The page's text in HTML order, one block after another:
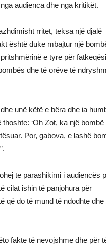
audienca dhe nga kritikët.
rritet, teksa një djalë
është duke mbajtur një
e tyre për
dhe të orëve të
unë këtë e bëra dhe ia
‘Oh Zot, ka një bombë
Por, gabova, e lashë
te parashikimi i audiencës
cilat ishin të panjohura për
që do të mund të ndodhte dhe
fakte të nevojshme dhe për